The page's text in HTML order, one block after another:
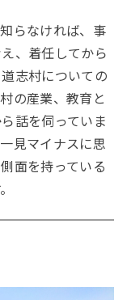
らなければ、事
、着任してから
志村についての
の産業、教育と
話を伺っていま
見マイナスに思
面を持っている